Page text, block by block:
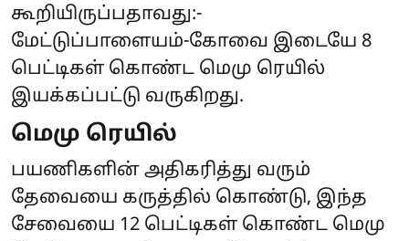
கூறியிருப்பதாவது:-
மேட்டுப்பாளையம்-கோவை இடையே 8
பெட்டிகள் கொண்ட மெமு ரெயில்
இயக்கப்பட்டு வருகிறது.
மெமு ரெயில்
பயணிகளின் அதிகரித்து வரும்
தேவையை கருத்தில் கொண்டு, இந்த
சேவையை 12 பெட்டிகள் கொண்ட மெமு